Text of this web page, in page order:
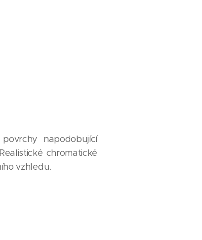
napodobující
chromatické
vzhledu.